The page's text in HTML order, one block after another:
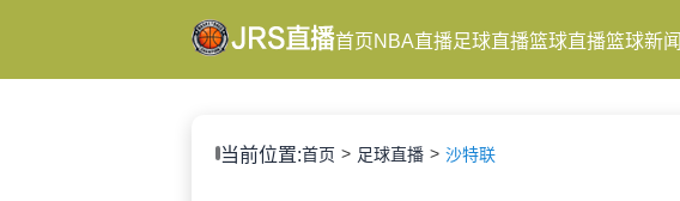
首页 NBA直播足球直播篮球直播篮球新闻
当前位置:首页 足球直播 沙特联